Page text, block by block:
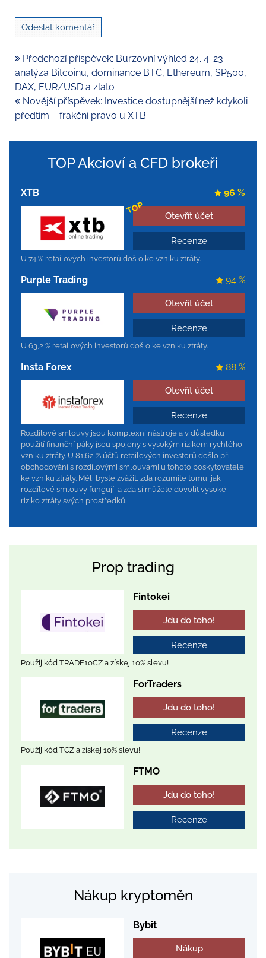
Předchozí příspěvek: Burzovní výhled 24. 4. 23:
analýza Bitcoinu, dominance BTC, Ethereum, SP500,
DAX, EUR/USD a zlato
Novější příspěvek: Investice dostupnější než kdykoli
předtím – frakční právo u XTB
TOP Akcioví a CFD brokeři
XTB
TOP
Otevřít účet
Recenze
96 %
U 74 % retailových investorů došlo ke vzniku ztráty.
Purple Trading
Otevřít účet
Recenze
94 %
U 63,2 % retailových investorů došlo ke vzniku ztráty.
Insta Forex
Otevřít účet
Recenze
88 %
Rozdílové smlouvy jsou komplexní nástroje a v důsledku
použití finanční páky jsou spojeny s vysokým rizikem rychlého
vzniku ztráty. U 81.62 % účtů retailových investorů došlo při
obchodování s rozdílovými smlouvami u tohoto poskytovatele
ke vzniku ztráty. Měli byste zvážit, zda rozumíte tomu, jak
rozdílové smlouvy fungují, a zda si můžete dovolit vysoké
riziko ztráty svých prostředků.
Prop trading
Fintokei
Jdu do toho!
Recenze
Použij kód TRADE10CZ a získej 10% slevu!
ForTraders
Jdu do toho!
Recenze
Použij kód TCZ a získej 10% slevu!
FTMO
Jdu do toho!
Recenze
Nákup kryptoměn
Bybit
Nákup